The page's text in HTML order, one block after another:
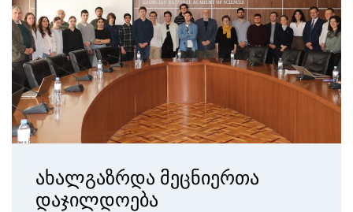
ახალგაზრდა მეცნიერთა
დაჯილდოება